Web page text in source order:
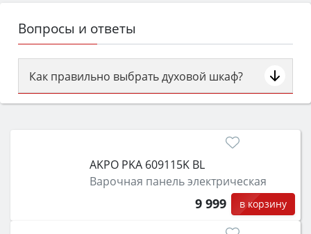
Вопросы и ответы
Как правильно выбрать духовой шкаф?
Сначала определитесь с типом (газовый или
затем смотрите на объём 50–70 л для семьи,
функции (конвекция, гриль, самоочистка,
защита от детей).
AKPO PKA 609115K BL
Варочная панель электрическая
9 999 в корзину